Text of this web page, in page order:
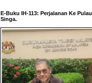
E-Buku IH-113: Perjalanan Ke Pulau
Singa.